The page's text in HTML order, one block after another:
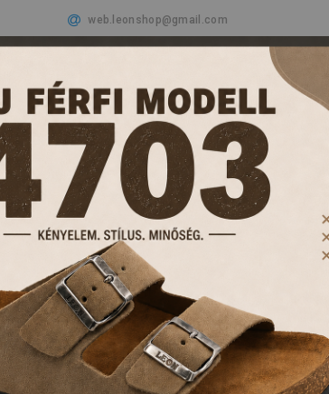
web.leonshop@gmail.com
Termékeink Aktualitások
ÉS